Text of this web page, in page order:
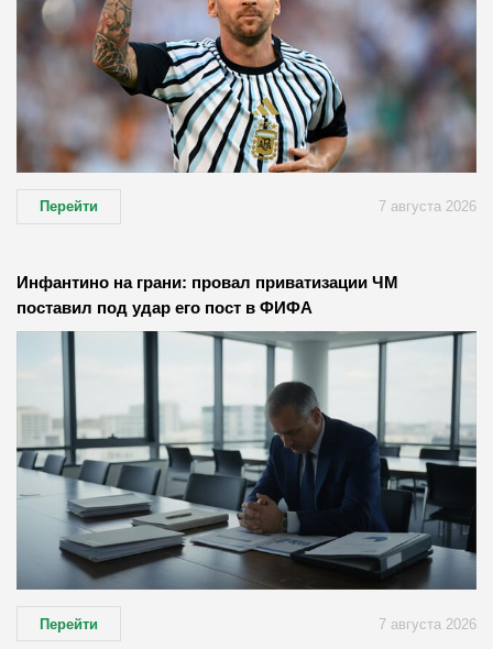
Перейти 7 августа 2026
Инфантино на грани: провал приватизации ЧМ
поставил под удар его пост в ФИФА
Перейти 7 августа 2026